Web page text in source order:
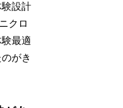
設計
クロ
最適
がき